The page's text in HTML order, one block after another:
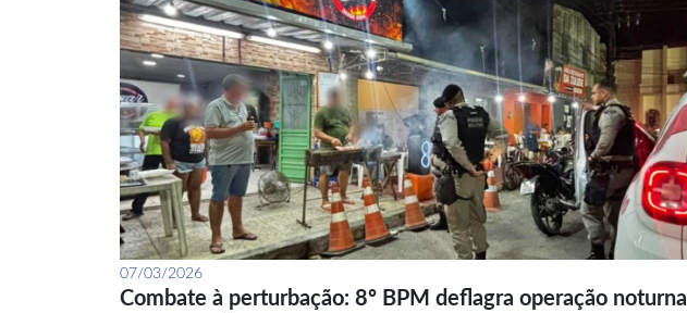
07/03/2026
Combate à perturbação: 8º BPM deflagra operação noturna